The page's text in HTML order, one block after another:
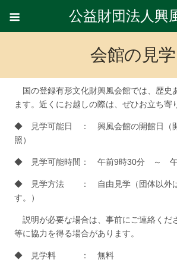
公益財団法人興
会館の見学
国の登録有形文化財興風会館では、歴史
ます。近くにお越しの際は、ぜひお立ち寄
◆ 見学可能日 ： 興風会館の開館日（開
照）
◆ 見学可能時間： 午前9時30分 ～ 午
◆ 見学方法 ： 自由見学（団体以外は
す。）
説明が必要な場合は、事前にご連絡くだ
等に協力を得る場合があります。
◆ 見学料 ： 無料